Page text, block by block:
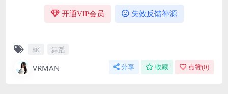
开通VIP会员 失效反馈补源
8K 舞蹈
VRMAN 分享 收藏 点赞(0)